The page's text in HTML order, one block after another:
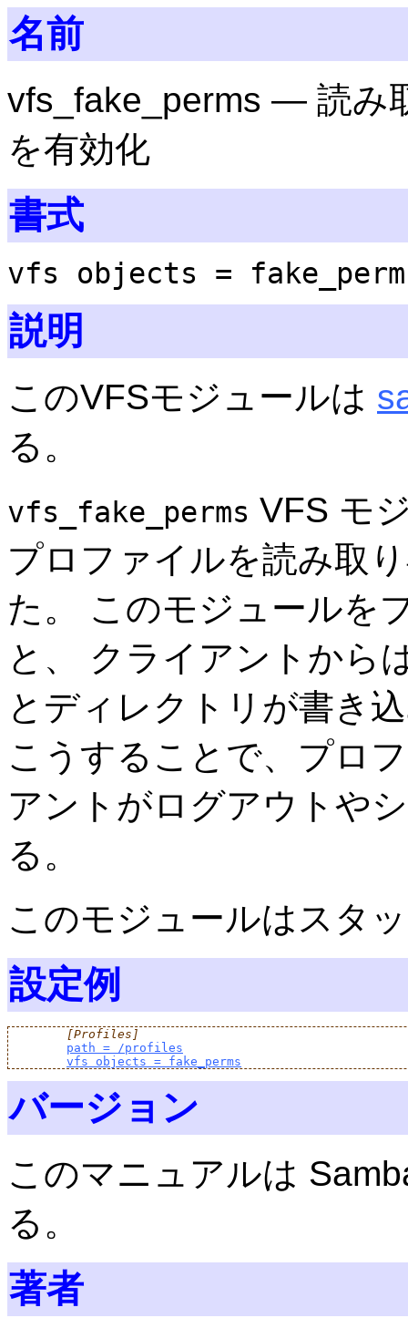
名前
vfs_fake_perms — 読み
を有効化
書式
vfs objects =
説明
このVFSモジュールは
る。
vfs_fake_perms VFS モ
プロファイルを読み取
た。 このモジュールを
と、 クライアントから
とディレクトリが書き
こうすることで、プロ
アントがログアウトや
る。
このモジュールはスタ
設定例
[Profiles]
path = /profiles
vfs objects = fake_perms
バージョン
このマニュアルは
る。
著者